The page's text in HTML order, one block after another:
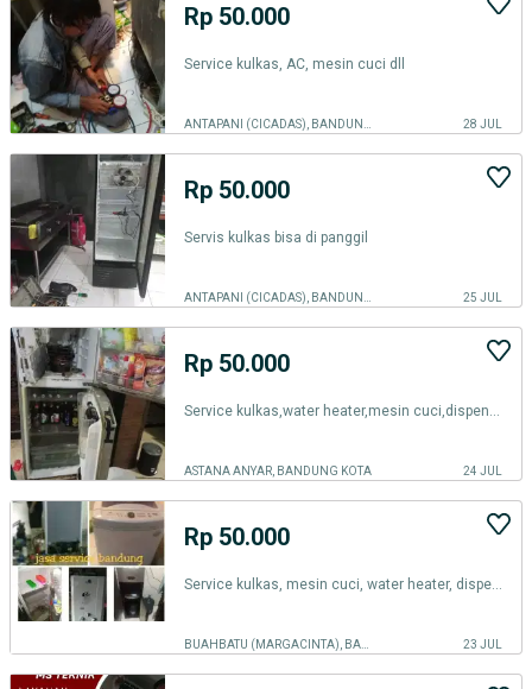
Rp 50.000
Service kulkas, AC, mesin cuci dll
28 JUL
Rp 50.000
Servis kulkas bisa di panggil
25 JUL
Rp 50.000
ASTANA ANYAR, BANDUNG KOTA 24 JUL
Rp 50.000
23 JUL